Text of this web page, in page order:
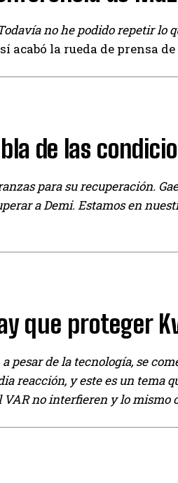
no he podido repetir
acabó la rueda de prensa
de las
para su recuperación.
a Demi. Estamos en
que proteger
a pesar de la tecnología, se
reacción, y este es un tema
VAR no interfieren y lo mismo